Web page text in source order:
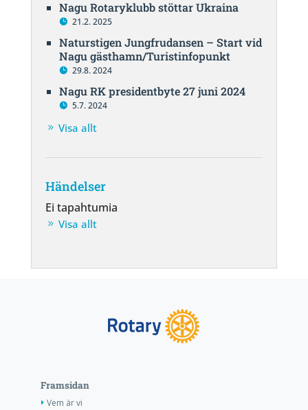
Nagu Rotaryklubb stöttar Ukraina
21.2. 2025
Naturstigen Jungfrudansen – Start vid
Nagu gästhamn/Turistinfopunkt
29.8. 2024
Nagu RK presidentbyte 27 juni 2024
5.7. 2024
Visa allt
Händelser
Ei tapahtumia
Visa allt
Framsidan
Vem är vi